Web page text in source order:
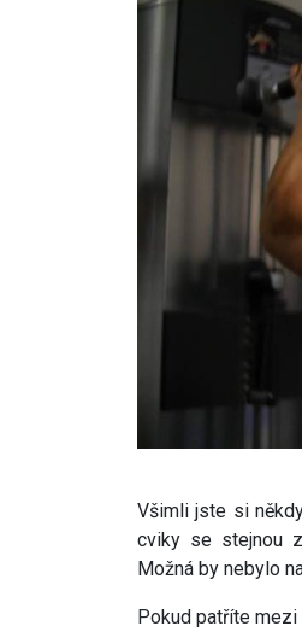
Všimli jste si
cviky se stejnou
Možná by nebylo
Pokud patříte